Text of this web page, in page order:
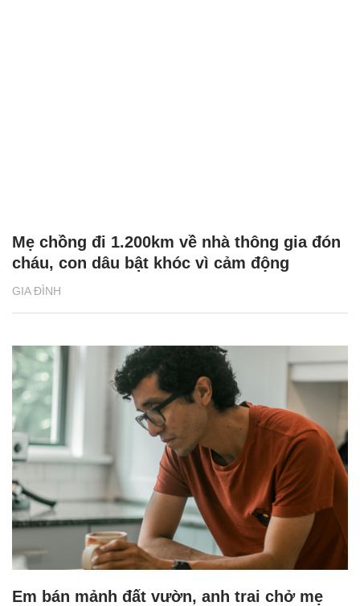
GIA ĐÌNH
Mẹ chồng đi 1.200km về nhà thông gia đón
cháu, con dâu bật khóc vì cảm động
Em bán mảnh đất vườn, anh trai chở mẹ